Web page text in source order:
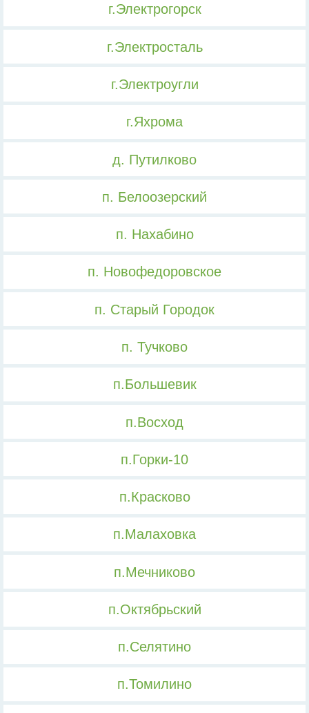
г.Электрогорск
г.Электросталь
г.Электроугли
г.Яхрома
д. Путилково
п. Белоозерский
п. Нахабино
п. Новофедоровское
п. Старый Городок
п. Тучково
п.Большевик
п.Восход
п.Горки-10
п.Красково
п.Малаховка
п.Мечниково
п.Октябрьский
п.Селятино
п.Томилино